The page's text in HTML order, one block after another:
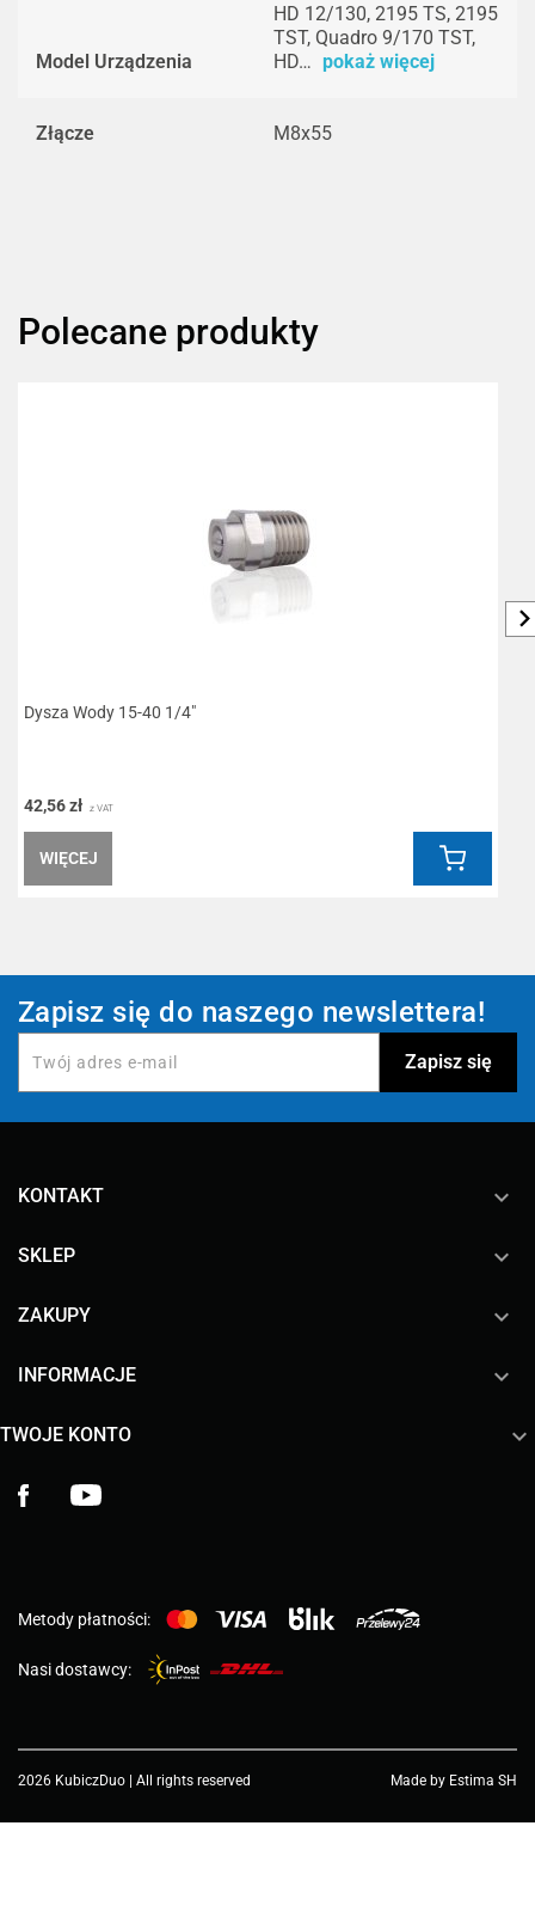
Model Urządzenia
HD 12/130, 2195 TS, 2195
TST, Quadro 9/170 TST,
HD… pokaż więcej
Złącze M8x55
Polecane produkty
Dysza Wody 15-40 1/4"
42,56 zł z VAT
WIĘCEJ
Zapisz się do naszego newslettera!
KONTAKT keyboard_arrow_down
SKLEP 
ZAKUPY 
INFORMACJE 
TWOJE KONTO 
Facebook
Metody płatności:
Nasi dostawcy:
2026 KubiczDuo | All rights reserved Made by Estima SH